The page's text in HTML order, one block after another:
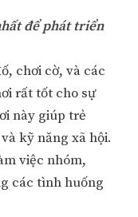
để phát triển
chơi cờ, và các
rất tốt cho sự
này giúp trẻ
kỹ năng xã hội.
việc nhóm,
các tình huống